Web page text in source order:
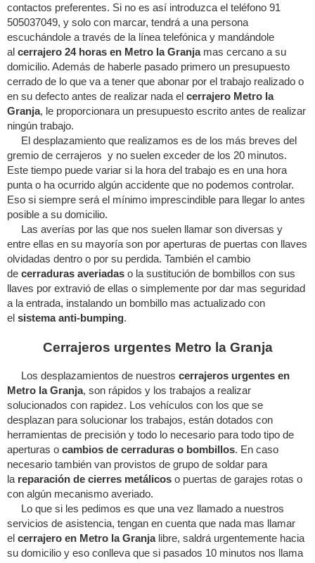
contactos preferentes. Si no es así introduzca el teléfono 91
505037049, y solo con marcar, tendrá a una persona
escuchándole a través de la línea telefónica y mandándole
al cerrajero 24 horas en Metro la Granjamas cercano a su
domicilio. Además de haberle pasado primero un presupuesto
cerrado de lo que va a tener que abonar por el trabajo realizado o
en su defecto antes de realizar nada el cerrajero Metro la
Granja, le proporcionara un presupuesto escrito antes de realizar
ningún trabajo.
El desplazamiento que realizamos es de los más breves del
gremio de cerrajeros y no suelen exceder de los 20 minutos.
Este tiempo puede variar si la hora del trabajo es en una hora
punta o ha ocurrido algún accidente que no podemos controlar.
Eso si siempre será el mínimo imprescindible para llegar lo antes
posible a su domicilio.
Las averías por las que nos suelen llamar son diversas y
entre ellas en su mayoría son por aperturas de puertas con llaves
olvidadas dentro o por su perdida. También el cambio
de cerraduras averiadas o la sustitución de bombillos con sus
llaves por extravió de ellas o simplemente por dar mas seguridad
a la entrada, instalando un bombillo mas actualizado con
el sistema anti-bumping.
Cerrajeros urgentes Metro la Granja
Los desplazamientos de nuestros cerrajeros urgentes en
Metro la Granja, son rápidos y los trabajos a realizar
solucionados con rapidez. Los vehículos con los que se
desplazan para solucionar los trabajos, están dotados con
herramientas de precisión y todo lo necesario para todo tipo de
aperturas o cambios de cerraduras o bombillos. En caso
necesario también van provistos de grupo de soldar para
la reparación de cierres metálicos o puertas de garajes rotas o
con algún mecanismo averiado.
Lo que si les pedimos es que una vez llamado a nuestros
servicios de asistencia, tengan en cuenta que nada mas llamar
el cerrajero en Metro la Granjalibre, saldrá urgentemente hacia
su domicilio y eso conlleva que si pasados 10 minutos nos llama